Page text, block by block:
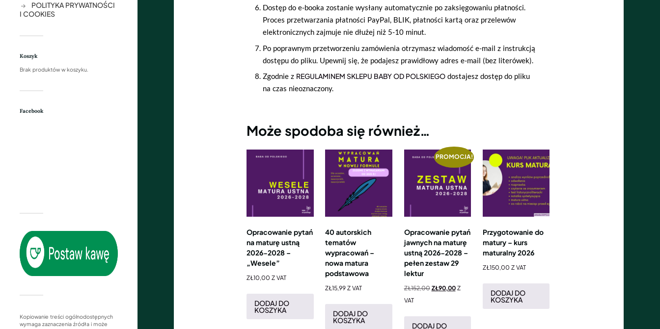
POLITYKA PRYWATNOŚCI
I COOKIES
Koszyk
Brak produktów w koszyku.
Facebook
Kopiowanie treści ogólnodostępnych
wymaga zaznaczenia źródła i może
Dostęp do e-booka zostanie wysłany automatycznie po zaksięgowaniu płatności.
Proces przetwarzania płatności PayPal, BLIK, płatności kartą oraz przelewów
elektronicznych zajmuje nie dłużej niż 5-10 minut.
Po poprawnym przetworzeniu zamówienia otrzymasz wiadomość e-mail z instrukcją
dostępu do pliku. Upewnij się, że podajesz prawidłowy adres e-mail (bez literówek).
Zgodnie z REGULAMINEM SKLEPU BABY OD POLSKIEGOdostajesz dostęp do pliku
na czas nieoznaczony.
Może spodoba się również…
Opracowanie pytań
na maturę ustną
2026-2028 –
„Wesele”
ZŁ10,00 Z VAT
DODAJ DO
KOSZYKA
40 autorskich
tematów
wypracowań –
nowa matura
podstawowa
ZŁ15,99 Z VAT
DODAJ DO
KOSZYKA
PROMOCJA!
Opracowanie pytań
jawnych na maturę
ustną 2026-2028 –
pełen zestaw 29
lektur
ZŁ152,00 ZŁ90,00 Z
VAT
DODAJ DO
Przygotowanie do
matury – kurs
maturalny 2026
ZŁ150,00 Z VAT
DODAJ DO
KOSZYKA